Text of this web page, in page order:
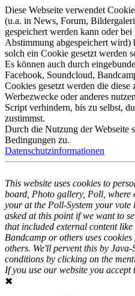
Diese Webseite verwendet
(u.a. in News, Forum,
gespeichert werden kann oder
Abstimmung abgespeichert
solch ein Cookie gesetzt werden
Es können auch durch
Facebook, Soundcloud,
Cookies gesetzt werden die diese
Werbezwecke oder anderes
Script verhindern, bis zu selbst,
zustimmst.
Durch die Nutzung der Webseite
Bedingungen zu.
Datenschutzinformationen
This website uses cookies to
board, Photo gallery, Poll, where
your at the Poll-System your vote
asked at this point if we want to
that included external content
Bandcamp or others uses
others. We'll pervent this by
conditions by clicking on the
If you use our website you accept
✖